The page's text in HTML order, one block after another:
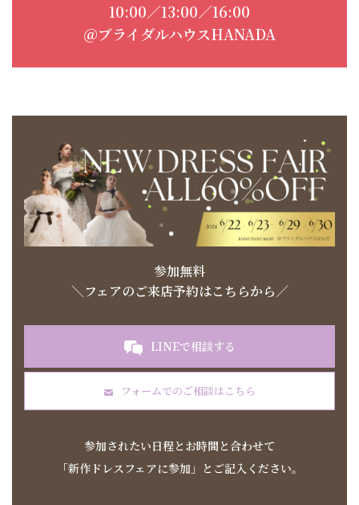
10:00／13:00／16:00
＠ブライダルハウスHANADA
参加無料
＼フェアのご来店予約はこちらから／
LINEで相談する
フォームでのご相談はこちら
参加されたい日程とお時間と合わせて
「新作ドレスフェアに参加」とご記入ください。